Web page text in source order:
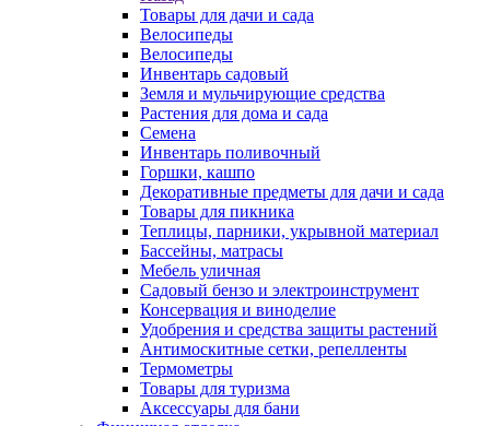
Товары для дачи и сада
Велосипеды
Велосипеды
Инвентарь садовый
Земля и мульчирующие средства
Растения для дома и сада
Семена
Инвентарь поливочный
Горшки, кашпо
Декоративные предметы для дачи и сада
Товары для пикника
Теплицы, парники, укрывной материал
Бассейны, матрасы
Мебель уличная
Садовый бензо и электроинструмент
Консервация и виноделие
Удобрения и средства защиты растений
Антимоскитные сетки, репелленты
Термометры
Товары для туризма
Аксессуары для бани